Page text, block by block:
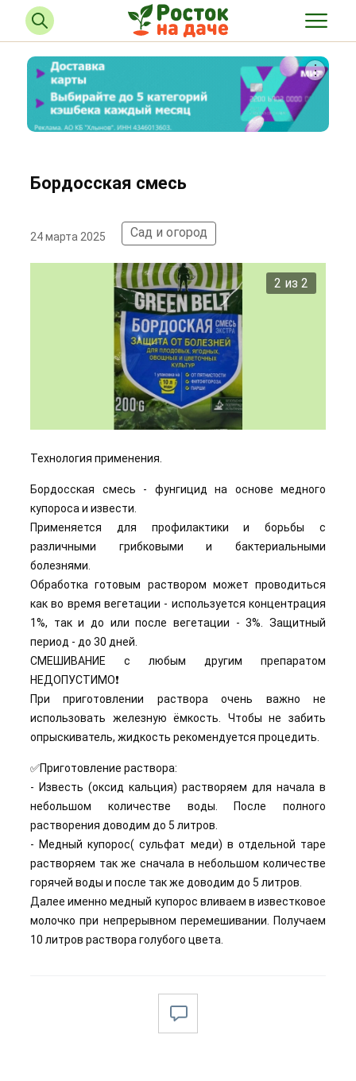
Бордосская смесь
24 марта 2025 Сад и огород
2 из 2
Технология применения.
Бордосская смесь - фунгицид на основе медного
купороса и извести.
Применяется для профилактики и борьбы с
различными грибковыми и бактериальными
болезнями.
Обработка готовым раствором может проводиться
как во время вегетации - используется концентрация
1%, так и до или после вегетации - 3%. Защитный
период - до 30 дней.
СМЕШИВАНИЕ с любым другим препаратом
НЕДОПУСТИМО❗
При приготовлении раствора очень важно не
использовать железную ёмкость. Чтобы не забить
опрыскиватель, жидкость рекомендуется процедить.
✅Приготовление раствора:
- Известь (оксид кальция) растворяем для начала в
небольшом количестве воды. После полного
растворения доводим до 5 литров.
- Медный купорос( сульфат меди) в отдельной таре
растворяем так же сначала в небольшом количестве
горячей воды и после так же доводим до 5 литров.
Далее именно медный купорос вливаем в известковое
молочко при непрерывном перемешивании. Получаем
10 литров раствора голубого цвета.